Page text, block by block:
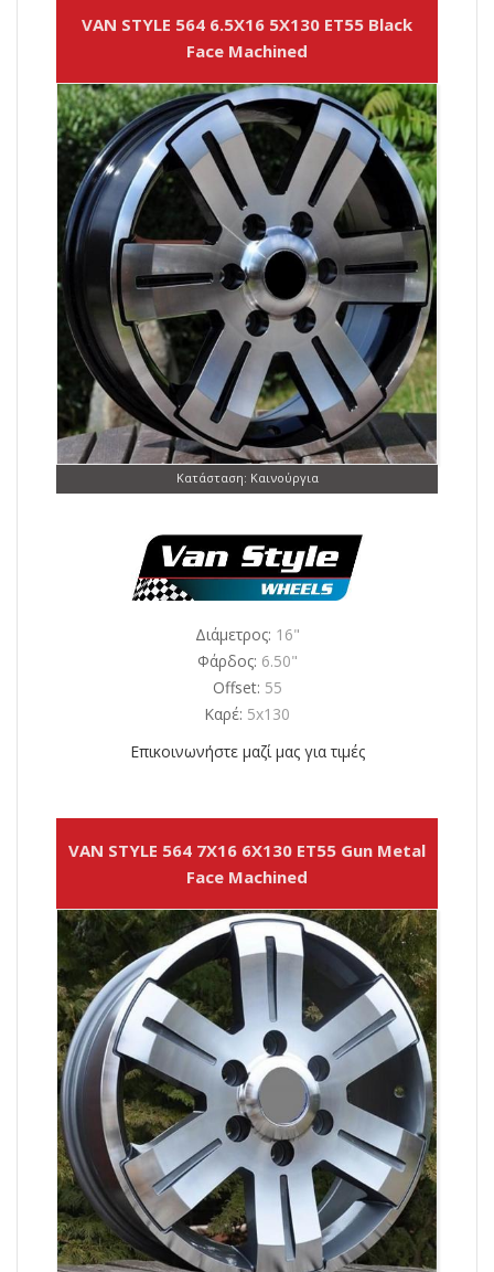
VAN STYLE 564 6.5X16 5X130 ET55 Black
Face Machined
Κατάσταση: Καινούργια
Διάμετρος: 16"
Φάρδος: 6.50"
Offset: 55
Καρέ: 5x130
Επικοινωνήστε μαζί μας για τιμές
VAN STYLE 564 7X16 6X130 ET55 Gun Metal
Face Machined